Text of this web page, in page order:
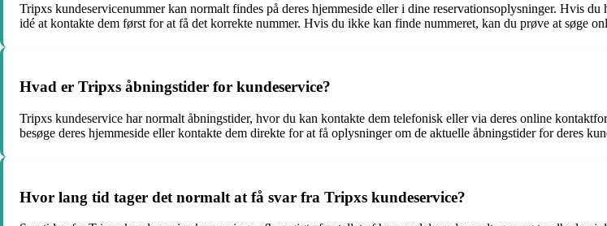
Tripxs kundeservicenummer kan normalt findes på deres hjemmeside eller i dine reservationsoplysninger. Hvis
idé at kontakte dem først for at få det korrekte nummer. Hvis du ikke kan finde nummeret, kan du prøve at søge
Hvad er Tripxs åbningstider for kundeservice?
Tripxs kundeservice har normalt åbningstider, hvor du kan kontakte dem telefonisk eller via deres online
besøge deres hjemmeside eller kontakte dem direkte for at få oplysninger om de aktuelle åbningstider for deres
Hvor lang tid tager det normalt at få svar fra Tripxs kundeservice?